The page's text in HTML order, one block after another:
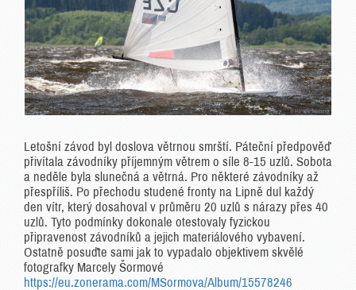
Letošní závod byl doslova větrnou smrští. Páteční předpověď
přivítala závodníky příjemným větrem o síle 8-15 uzlů. Sobota
a neděle byla slunečná a větrná. Pro některé závodníky až
přespříliš. Po přechodu studené fronty na Lipně dul každý
den vítr, který dosahoval v průměru 20 uzlů s nárazy přes 40
uzlů. Tyto podmínky dokonale otestovaly fyzickou
připravenost závodníků a jejich materiálového vybavení.
Ostatně posuďte sami jak to vypadalo objektivem skvělé
fotografky Marcely Šormové
https://eu.zonerama.com/MSormova/Album/15578246